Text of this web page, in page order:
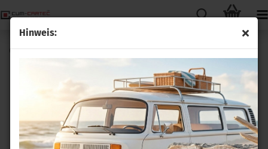
Hinweis:
Quadlock Nachrüst Installations-Set